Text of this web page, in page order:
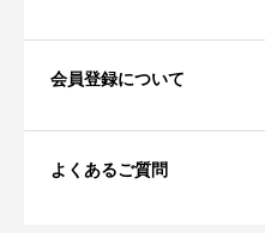
会員登録について
よくあるご質問